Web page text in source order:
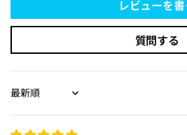
レビューを書
質問する
Sort by